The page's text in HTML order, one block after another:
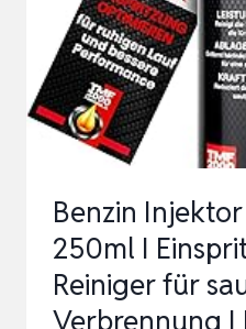
IM
ULTRA…
Benzin
250ml I
Reiniger für
Verbrennung I